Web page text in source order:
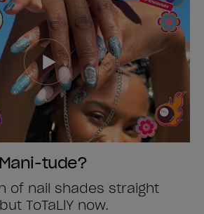
tude?
of nail shades straight
ToTaLlY now.